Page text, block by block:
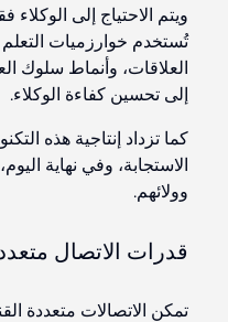
ويتم الاحتياج إلى
تُستخدم خوارزميات التعلم
العلاقات، وأنماط سلوك
إلى تحسين كفاءة الوكلاء.
كما تزداد إنتاجية هذه
الاستجابة، وفي نهاية
وولائهم.
قدرات الاتصال
تمكن الاتصالات متعددة